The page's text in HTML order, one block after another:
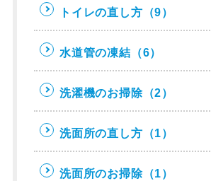
トイレの直し方 （9）
水道管の凍結 （6）
洗濯機のお掃除（2）
洗面所の直し方 （1）
洗面所のお掃除（1）